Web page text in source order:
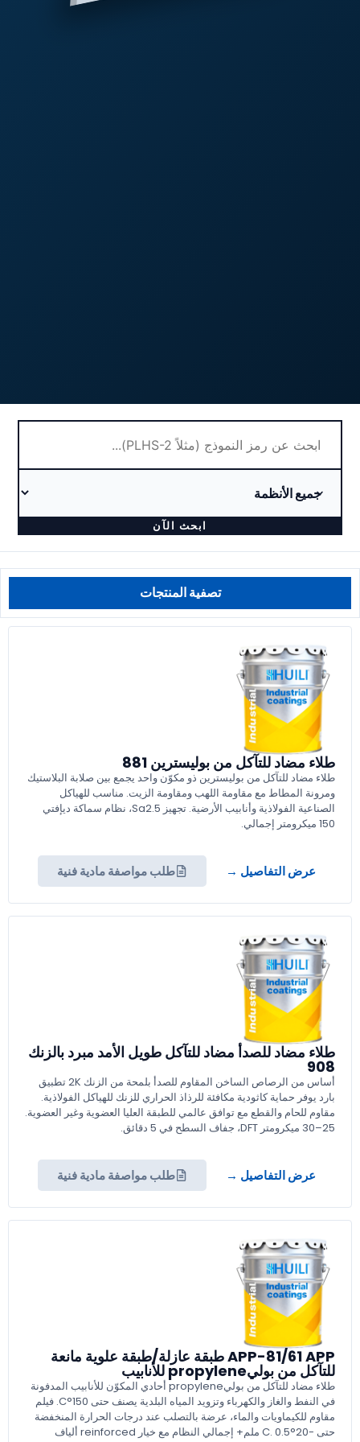
ابحث الآن
تصفية المنتجات
طلاء مضاد للتآكل من بوليسترين 881
طلاء مضاد للتآكل من بوليسترين ذو مكوّن واحد يجمع بين صلابة البلاستيك
ومرونة المطاط مع مقاومة اللهب ومقاومة الزيت. مناسب للهياكل
الصناعية الفولاذية وأنابيب الأرضية. تجهيز Sa2.5، نظام سماكة ديإفتي
150 ميكرومتر إجمالي.
عرض التفاصيل → طلب مواصفة مادية فنية
طلاء مضاد للصدأ مضاد للتآكل طويل الأمد مبرد بالزنك
908
أساس من الرصاص الساخن المقاوم للصدأ بلمحة من الزنك 2K تطبيق
بارد يوفر حماية كاثودية مكافئة للرذاذ الحراري للزنك للهياكل الفولاذية.
مقاوم للحام والقطع مع توافق عالمي للطبقة العليا العضوية وغير العضوية.
25–30 ميكرومتر DFT، جفاف السطح في 5 دقائق.
عرض التفاصيل → طلب مواصفة مادية فنية
APP-81/61 APP طبقة عازلة/طبقة علوية مانعة
للتآكل من بوليpropylene للأنابيب
طلاء مضاد للتآكل من بوليpropylene أحادي المكوّن للأنابيب المدفونة
في النفط والغاز والكهرباء وتزويد المياه البلدية يصنف حتى 150°C. فيلم
مقاوم للكيماويات والماء، عرضة بالتصلب عند درجات الحرارة المنخفضة
حتى -20°C. 0.5 ملم+ إجمالي النظام مع خيار reinforced ألياف